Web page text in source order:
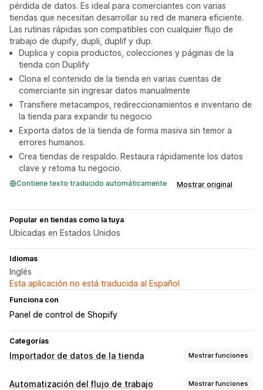
pérdida de datos. Es ideal para comerciantes con varias
tiendas que necesitan desarrollar su red de manera eficiente.
Las rutinas rápidas son compatibles con cualquier flujo de
trabajo de dupify, dupli, duplif y dup.
Duplica y copia productos, colecciones y páginas de la
tienda con Duplify
Clona el contenido de la tienda en varias cuentas de
comerciante sin ingresar datos manualmente
Transfiere metacampos, redireccionamientos e inventario de
la tienda para expandir tu negocio
Exporta datos de la tienda de forma masiva sin temor a
errores humanos.
Crea tiendas de respaldo. Restaura rápidamente los datos
clave y retoma tu negocio.
Contiene texto traducido automáticamente Mostrar original
Popular en tiendas como la tuya
Ubicadas en Estados Unidos
Idiomas
Inglés
Esta aplicación no está traducida al Español
Funciona con
Panel de control de Shopify
Categorías
Importador de datos de la tienda Mostrar funciones
Sincronización de datos
Automatización del flujo de trabajo Mostrar funciones